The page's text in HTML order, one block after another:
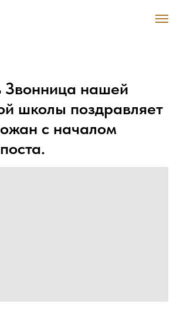
Звонница нашей
школы поздравляет
с началом